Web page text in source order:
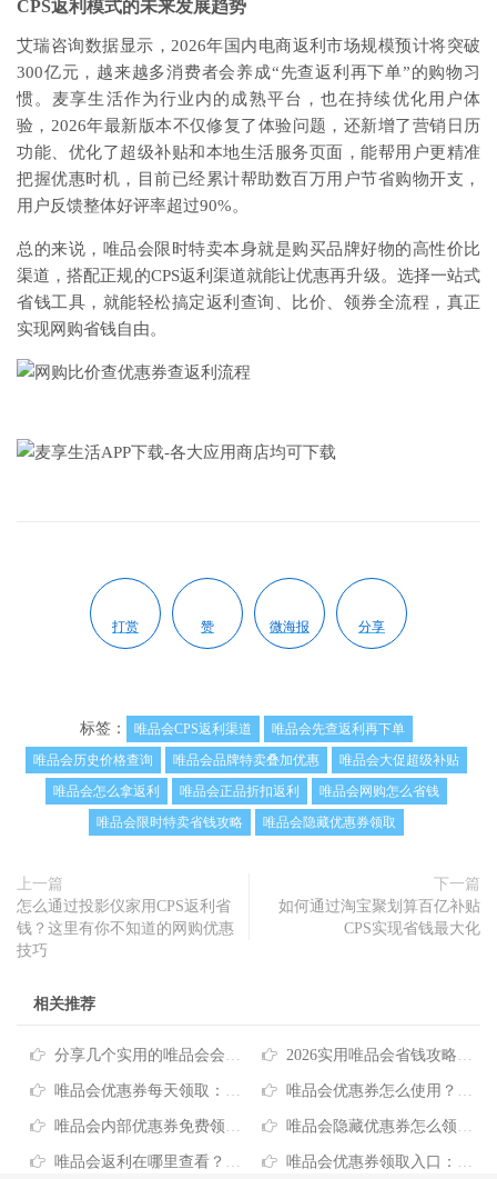
CPS返利模式的未来发展趋势
艾瑞咨询数据显示，2026年国内电商返利市场规模预计将突破
300亿元，越来越多消费者会养成“先查返利再下单”的购物习
惯。麦享生活作为行业内的成熟平台，也在持续优化用户体
验，2026年最新版本不仅修复了体验问题，还新增了营销日历
功能、优化了超级补贴和本地生活服务页面，能帮用户更精准
把握优惠时机，目前已经累计帮助数百万用户节省购物开支，
用户反馈整体好评率超过90%。
总的来说，唯品会限时特卖本身就是购买品牌好物的高性价比
渠道，搭配正规的CPS返利渠道就能让优惠再升级。选择一站式
省钱工具，就能轻松搞定返利查询、比价、领券全流程，真正
实现网购省钱自由。
打赏 赞 微海报 分享
标签： 唯品会CPS返利渠道
唯品会先查返利再下单
唯品会历史价格查询
唯品会品牌特卖叠加优惠
唯品会大促超级补贴
唯品会怎么拿返利
唯品会正品折扣返利
唯品会网购怎么省钱
唯品会限时特卖省钱攻略
唯品会隐藏优惠券领取
上一篇
怎么通过投影仪家用CPS返利省
钱？这里有你不知道的网购优惠
技巧
下一篇
如何通过淘宝聚划算百亿补贴
CPS实现省钱最大化
相关推荐
分享几个实用的唯品会会员省钱技巧 2026实用唯品会省钱攻略，这样买比别人省一半
唯品会优惠券每天领取：网购省钱的实用技巧分享 唯品会优惠券怎么使用？超详细省钱攻略分享
唯品会内部优惠券免费领：省钱攻略你get了吗 唯品会隐藏优惠券怎么领？超实用省钱攻略分享
唯品会返利在哪里查看？一文看懂网购省钱查询攻略 唯品会优惠券领取入口：一文读懂网购省钱的实用技巧